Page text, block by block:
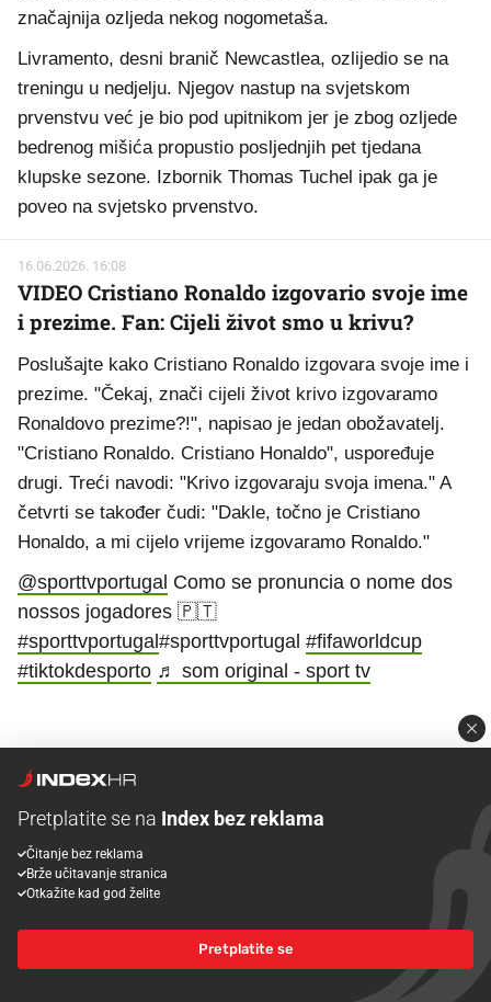
značajnija ozljeda nekog nogometaša.
Livramento, desni branič Newcastlea, ozlijedio se na
treningu u nedjelju. Njegov nastup na svjetskom
prvenstvu već je bio pod upitnikom jer je zbog ozljede
bedrenog mišića propustio posljednjih pet tjedana
klupske sezone. Izbornik Thomas Tuchel ipak ga je
poveo na svjetsko prvenstvo.
16.06.2026. 16:08
VIDEO Cristiano Ronaldo izgovario svoje ime
i prezime. Fan: Cijeli život smo u krivu?
Poslušajte kako Cristiano Ronaldo izgovara svoje ime i
prezime. "Čekaj, znači cijeli život krivo izgovaramo
Ronaldovo prezime?!", napisao je jedan obožavatelj.
"Cristiano Ronaldo. Cristiano Honaldo", uspoređuje
drugi. Treći navodi: "Krivo izgovaraju svoja imena." A
četvrti se također čudi: "Dakle, točno je Cristiano
Honaldo, a mi cijelo vrijeme izgovaramo Ronaldo."
@sporttvportugal Como se pronuncia o nome dos
nossos jogadores 🇵🇹
#sporttvportugal#sporttvportugal #fifaworldcup
#tiktokdesporto ♬ som original - sport tv
>> Opširnije
16.06.2026. 15:22
Bilić Englezima: Pritisak je uvijek na vama,
arogancija vam ne pomaže
Slaven Bilić analizira rivalstvo s Engleskom uoči SP-a.
Pretplatite se na Index bez reklama
Čitanje bez reklama
Brže učitavanje stranica
Otkažite kad god želite
Pretplatite se